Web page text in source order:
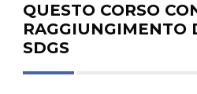
QUESTO CORSO
RAGGIUNGIMENTO
SDGS